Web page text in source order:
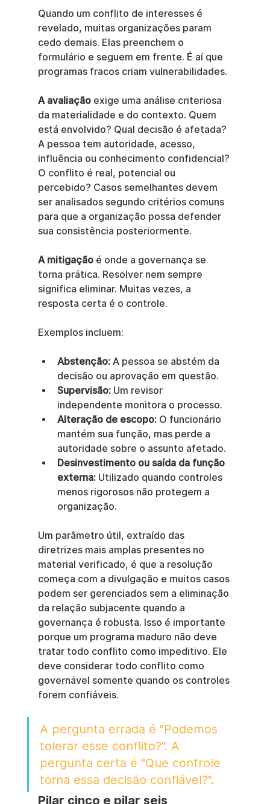
Quando um conflito de interesses é
revelado, muitas organizações param
cedo demais. Elas preenchem o
formulário e seguem em frente. É aí que
programas fracos criam vulnerabilidades.
A avaliação exige uma análise criteriosa
da materialidade e do contexto. Quem
está envolvido? Qual decisão é afetada?
A pessoa tem autoridade, acesso,
influência ou conhecimento confidencial?
O conflito é real, potencial ou
percebido? Casos semelhantes devem
ser analisados segundo critérios comuns
para que a organização possa defender
sua consistência posteriormente.
A mitigação é onde a governança se
torna prática. Resolver nem sempre
significa eliminar. Muitas vezes, a
resposta certa é o controle.
Exemplos incluem:
Abstenção: A pessoa se abstém da
decisão ou aprovação em questão.
Supervisão: Um revisor
independente monitora o processo.
Alteração de escopo: O funcionário
mantém sua função, mas perde a
autoridade sobre o assunto afetado.
Desinvestimento ou saída da função
externa: Utilizado quando controles
menos rigorosos não protegem a
organização.
Um parâmetro útil, extraído das
diretrizes mais amplas presentes no
material verificado, é que a resolução
começa com a divulgação e muitos casos
podem ser gerenciados sem a eliminação
da relação subjacente quando a
governança é robusta. Isso é importante
porque um programa maduro não deve
tratar todo conflito como impeditivo. Ele
deve considerar todo conflito como
governável somente quando os controles
forem confiáveis.
A pergunta errada é "Podemos
tolerar esse conflito?". A
pergunta certa é "Que controle
torna essa decisão confiável?".
Pilar cinco e pilar seis